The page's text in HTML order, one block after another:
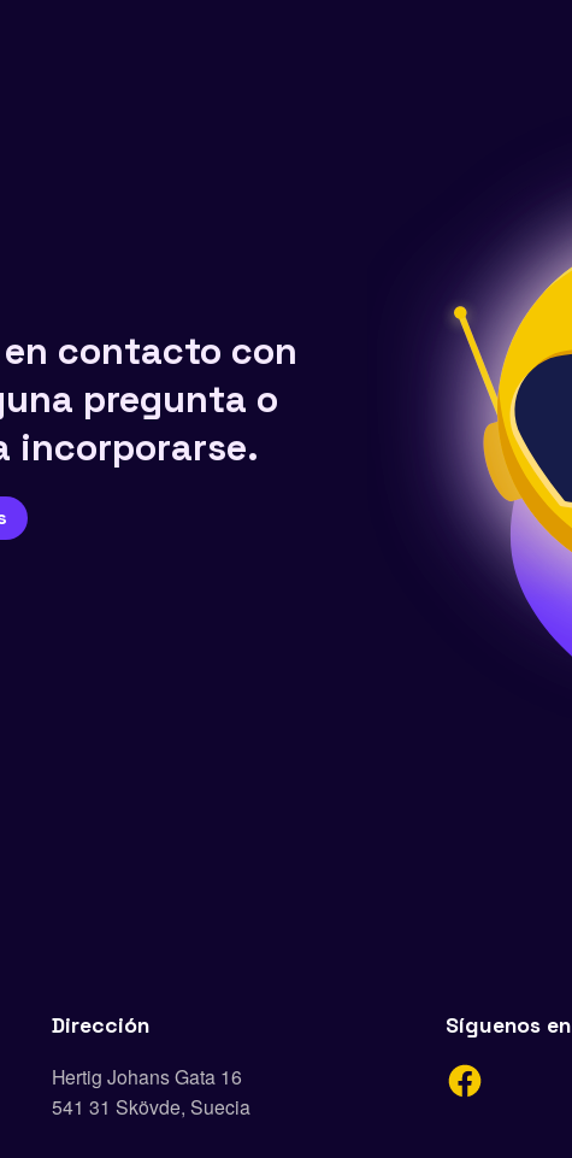
en contacto con
pregunta o
incorporarse.
Dirección
Hertig Johans Gata 16
541 31 Skövde, Suecia
Síguenos en